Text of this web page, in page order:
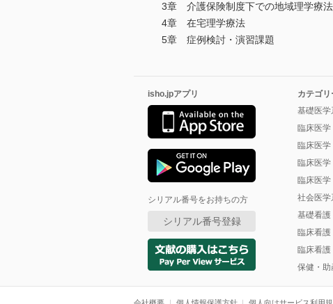
3章 介護保険制度下での地域理学療法
4章 在宅理学療法
5章 症例検討・演習課題
isho.jpアプリ
シリアル番号をお持ちの方
シリアル番号登録
カテゴリ
基礎医学
臨床医
臨床医
臨床医学
臨床医学
社会医学
基礎看護
臨床看護
臨床看護
保健・助